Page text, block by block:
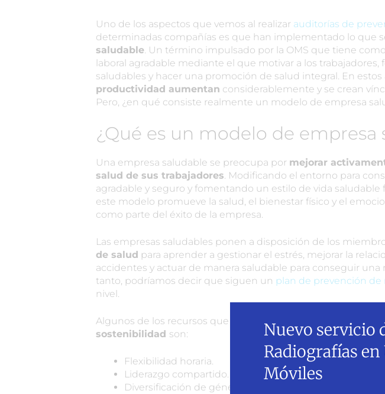
Uno de los aspectos que vemos al realizar auditorías de
determinadas compañías es que han implementado lo que
saludable. Un término impulsado por la OMS que tiene
laboral agradable mediante el que motivar a los
saludables y hacer una promoción de salud integral. En
productividad aumentan considerablemente y se crean
Pero, ¿en qué consiste realmente un modelo de empresa
¿Qué es un modelo de empresa
Una empresa saludable se preocupa por mejorar
salud de sus trabajadores. Modificando el entorno para
agradable y seguro y fomentando un estilo de vida saludable
este modelo promueve la salud, el bienestar físico y el
como parte del éxito de la empresa.
Las empresas saludables ponen a disposición de los
de salud para aprender a gestionar el estrés, mejorar la
accidentes y actuar de manera saludable para conseguir
tanto, podríamos decir que siguen un plan de prevención de
nivel.
Algunos de los recursos que usan para mejorar
la salud, el
sostenibilidad son:
Flexibilidad horaria.
Liderazgo compartido.
Diversificación de género.
Nuevo servicio
Radiografías en
Móviles